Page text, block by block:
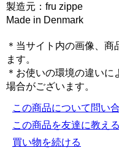
製造元：fru zippe
Made in Denmark
＊当サイト内の画像、
ます。
＊お使いの環境の違い
場合がございます。
この商品について問い
この商品を友達に教える
買い物を続ける